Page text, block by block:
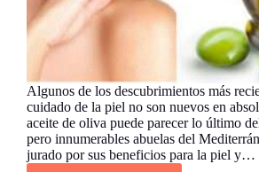
Algunos de los descubrimientos más
cuidado de la piel no son nuevos en
aceite de oliva puede parecer lo último
pero innumerables abuelas del
jurado por sus beneficios para la piel y…